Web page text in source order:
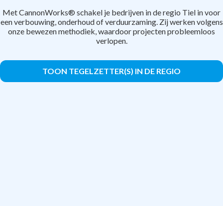
Met CannonWorks® schakel je bedrijven in de regio Tiel in voor
een verbouwing, onderhoud of verduurzaming. Zij werken volgens
onze bewezen methodiek, waardoor projecten probleemloos
verlopen.
TOON TEGELZETTER(S) IN DE REGIO